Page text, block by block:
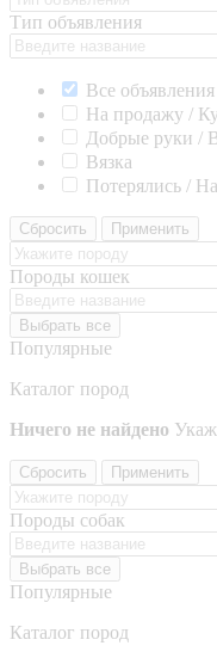
Тип объявления
Все объявления
На продажу /
Добрые руки /
Вязка
Потерялись /
Сбросить Применить
Породы кошек
Выбрать все
Популярные
Каталог пород
Ничего не найдено
Сбросить Применить
Породы собак
Выбрать все
Популярные
Каталог пород